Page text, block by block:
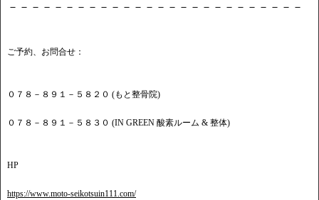
－－－－－－－－－－－－－－－－－－－－－－－－－－
ご予約、お問合せ：
０７８－８９１－５８２０ (もと整骨院)
０７８－８９１－５８３０ (IN GREEN 酸素ルーム & 整体)
HP
https://www.moto-seikotsuin111.com/